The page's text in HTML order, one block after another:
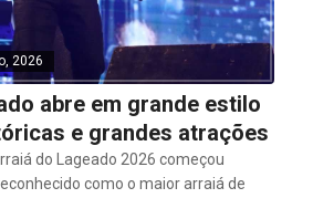
2026
abre em grande estilo
e grandes atrações
do Lageado 2026 começou
como o maior arraiá de